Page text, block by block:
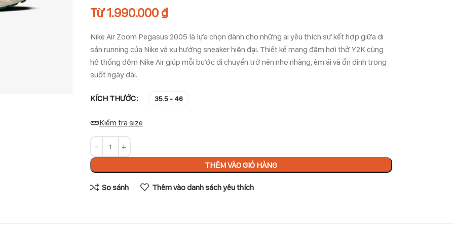
Từ1.990.000 ₫
Nike Air Zoom Pegasus 2005 là lựa chọn dành cho những ai yêu thích sự kết hợp giữa di
sản running của Nike và xu hướng sneaker hiện đại. Thiết kế mang đậm hơi thở Y2K cùng
hệ thống đệm Nike Air giúp mỗi bước di chuyển trở nên nhẹ nhàng, êm ái và ổn định trong
suốt ngày dài.
KÍCH THƯỚC 35.5 - 46
Kiểm tra size
THÊM VÀO GIỎ HÀNG
So sánh Thêm vào danh sách yêu thích